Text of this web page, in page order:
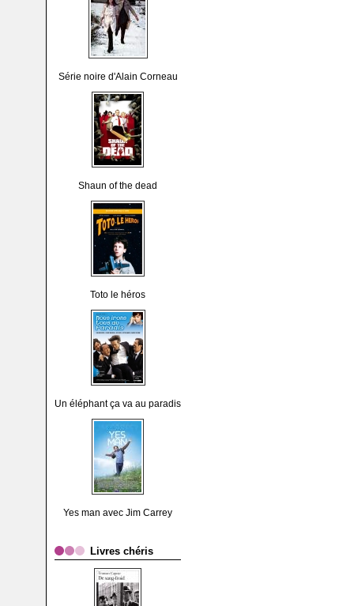
Série noire d'Alain Corneau
Shaun of the dead
Toto le héros
Un éléphant ça va au paradis
Yes man avec Jim Carrey
Livres chéris